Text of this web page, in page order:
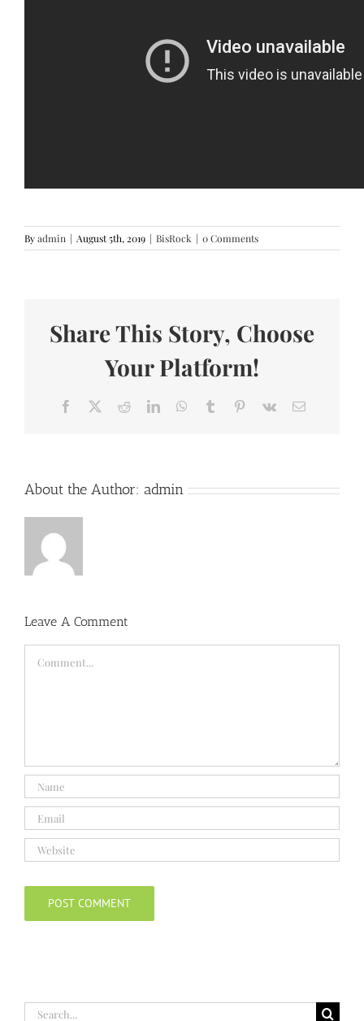
Byadmin | August 5th, 2019 | BisRock | 0 Comments
Share This Story, Choose
Your Platform!
Facebook RedditLinkedInWhatsApp
Tumblr Pinterest
Vk Email
About the Author: admin
Leave A Comment
Search